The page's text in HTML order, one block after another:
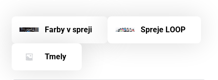
Farby v spreji Spreje LOOP
Tmely